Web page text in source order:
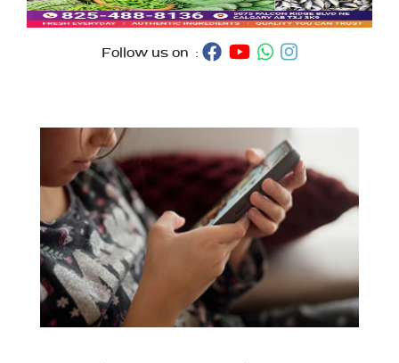
Follow us on :